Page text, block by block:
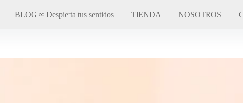
BLOG ∞ Despierta tus sentidos TIENDA NOSOTROS